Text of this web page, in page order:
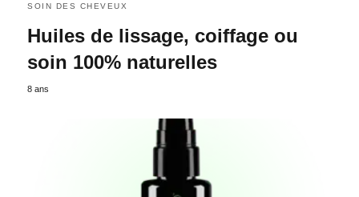
SOIN DES CHEVEUX
Huiles de lissage, coiffage ou
soin 100% naturelles
8 ans